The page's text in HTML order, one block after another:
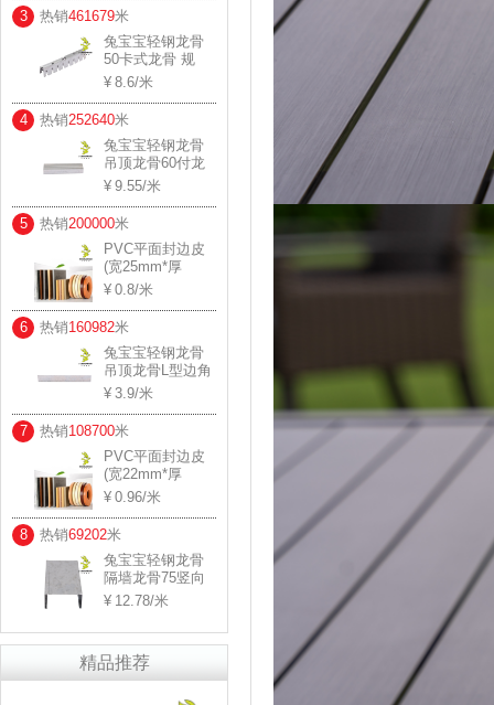
3 热销461679米
兔宝宝轻钢龙骨
50卡式龙骨 规
格： 0.8*20*34
用料厚度：0.75-
0.78
8.6/米
4 热销252640米
兔宝宝轻钢龙骨
吊顶龙骨60付龙
规格： 0.6*27 用
料厚度：0.57-0.6
9.55/米
5 热销200000米
PVC平面封边皮
(宽25mm*厚
0.6mm)
0.8/米
6 热销160982米
兔宝宝轻钢龙骨
吊顶龙骨L型边角
规格： 0.5*30*30
用料厚度：0.45-
0.5
3.9/米
7 热销108700米
PVC平面封边皮
(宽22mm*厚
0.8mm)
0.96/米
8 热销69202米
兔宝宝轻钢龙骨
隔墙龙骨75竖向
规格： 0.6*45 用
料厚度：0.57-0.6
12.78/米
精品推荐